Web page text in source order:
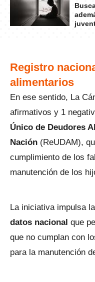
Registro
alimentarios
En ese sentido, La
afirmativos y 1
Único de Deudores
Nación (ReUDAM),
cumplimiento de los
manutención de los
La iniciativa impulsa
datos nacional que
que no cumplan con
para la manutención